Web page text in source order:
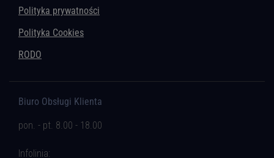
Polityka prywatności
Polityka Cookies
RODO
Biuro Obsługi Klienta
pon. - pt. 8.00 - 18.00
Infolinia: